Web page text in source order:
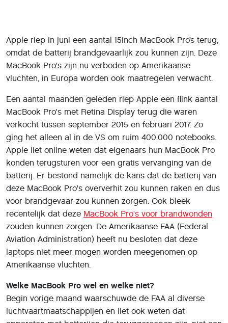
Apple riep in juni een aantal 15inch MacBook Pro’s terug,
omdat de batterij brandgevaarlijk zou kunnen zijn. Deze
MacBook Pro's zijn nu verboden op Amerikaanse
vluchten, in Europa worden ook maatregelen verwacht.
Een aantal maanden geleden riep Apple een flink aantal
MacBook Pro's met Retina Display terug die waren
verkocht tussen september 2015 en februari 2017. Zo
ging het alleen al in de VS om ruim 400.000 notebooks.
Apple liet online weten dat eigenaars hun MacBook Pro
konden terugsturen voor een gratis vervanging van de
batterij. Er bestond namelijk de kans dat de batterij van
deze MacBook Pro's oververhit zou kunnen raken en dus
voor brandgevaar zou kunnen zorgen. Ook bleek
recentelijk dat deze MacBook Pro's voor brandwonden
zouden kunnen zorgen. De Amerikaanse FAA (Federal
Aviation Administration) heeft nu besloten dat deze
laptops niet meer mogen worden meegenomen op
Amerikaanse vluchten.
Welke MacBook Pro wel en welke niet?
Begin vorige maand waarschuwde de FAA al diverse
luchtvaartmaatschappijen en liet ook weten dat